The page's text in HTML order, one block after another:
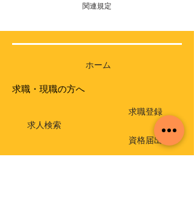
関連規定
ホーム
求職・現職の方へ
求人検索
求職登録
資格届出